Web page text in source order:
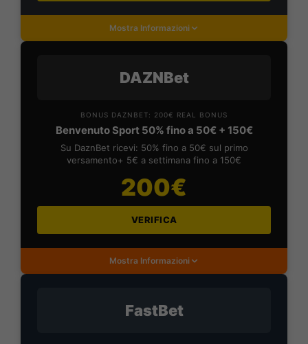
Mostra Informazioni
DAZNBet
BONUS DAZNBET: 200€ REAL BONUS
Benvenuto Sport 50% fino a 50€ + 150€
Su DaznBet ricevi: 50% fino a 50€ sul primo
versamento+ 5€ a settimana fino a 150€
200€
VERIFICA
Mostra Informazioni
FastBet